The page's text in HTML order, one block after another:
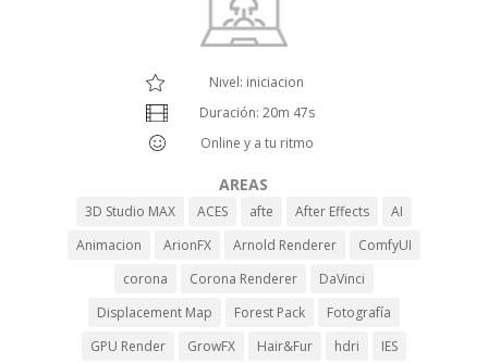
Nivel: iniciacion
Duración: 20m 47s
Online y a tu ritmo
AREAS
3D Studio MAX ACES afte After Effects
AI
Animacion
ArionFX Arnold Renderer
ComfyUI
corona
Corona Renderer
DaVinci
Displacement Map
Forest Pack
Fotografía
GPU Render
GrowFX Hair&Fur hdri IES